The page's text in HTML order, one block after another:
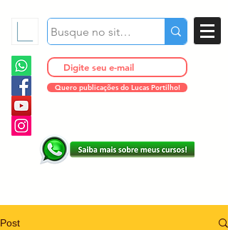
Quero publicações do Lucas Portilho!
Post